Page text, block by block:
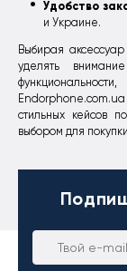
Удобство
и Украине.
Выбирая
уделять
стильных кейсов
выбором для